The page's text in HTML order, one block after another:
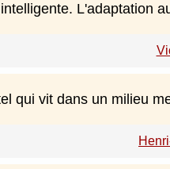
L'adaptation
qui vit dans un milieu